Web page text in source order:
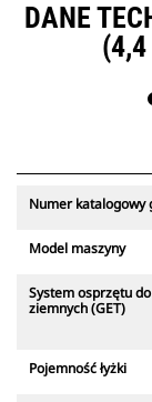
DANE
(4,4
Numer katalogowy
Model maszyny
System osprzętu
ziemnych (GET)
Pojemność łyżki